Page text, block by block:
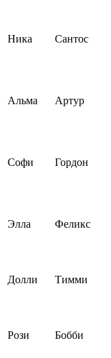
Ника Сантос
Альма Артур
Софи Гордон
Элла Феликс
Долли Тимми
Рози Бобби